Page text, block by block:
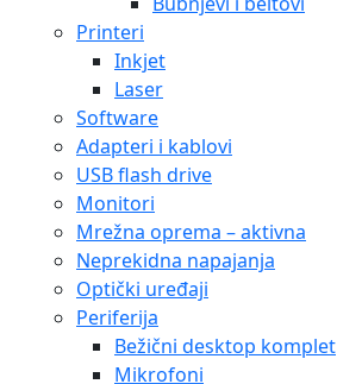
Printeri
Inkjet
Laser
Software
Adapteri i kablovi
USB flash drive
Monitori
Mrežna oprema – aktivna
Neprekidna napajanja
Optički uređaji
Periferija
Bežični desktop komplet
Mikrofoni